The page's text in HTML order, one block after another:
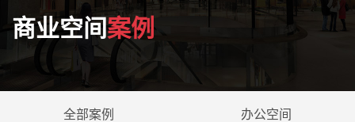
商业空间案例
全部案例 办公空间